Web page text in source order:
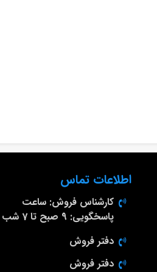
اطلاعات تماس
کارشناس فروش: ساعت
پاسخگویی: 9 صبح تا 7 شب
دفتر فروش
دفتر فروش